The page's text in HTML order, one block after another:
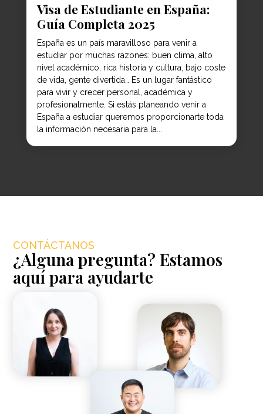
Visa de Estudiante en España:
Guía Completa 2025
España es un país maravilloso para venir a
estudiar por muchas razones: buen clima, alto
nivel académico, rica historia y cultura, bajo coste
de vida, gente divertida… Es un lugar fantástico
para vivir y crecer personal, académica y
profesionalmente. Si estás planeando venir a
España a estudiar queremos proporcionarte toda
la información necesaria para la...
CONTÁCTANOS
¿Alguna pregunta? Estamos
aquí para ayudarte